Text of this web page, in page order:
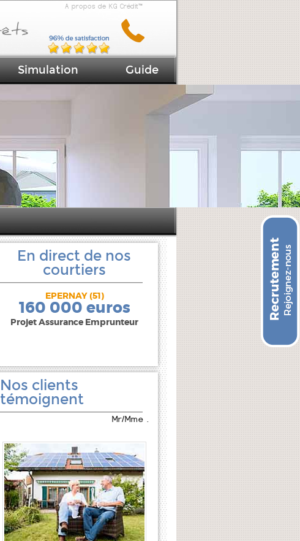
En direct de nos
courtiers
EPERNAY (51)
160 000 euros
Projet Assurance Emprunteur
240 000 euros
Nos clients
témoignent
Mr/Mme .
A propos de KG Crédit™
Simulation Guide